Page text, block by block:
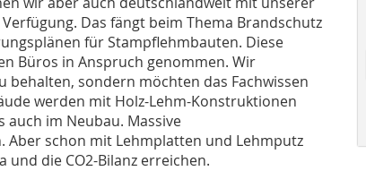
Das fängt beim Thema Brandschutz
für Stampflehmbauten. Diese
Büros in Anspruch genommen. Wir
behalten, sondern möchten das Fachwissen
werden mit Holz-Lehm-Konstruktionen
auch im Neubau. Massive
schon mit Lehmplatten und Lehmputz
die CO2-Bilanz erreichen.